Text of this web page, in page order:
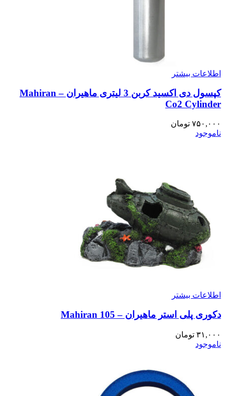
اطلاعات بیشتر
کپسول دی اکسید کربن 3 لیتری ماهیران – Mahiran
Co2 Cylinder
۷۵۰,۰۰۰ تومان
ناموجود
اطلاعات بیشتر
دکوری پلی استر ماهیران – Mahiran 105
۳۱,۰۰۰ تومان
ناموجود